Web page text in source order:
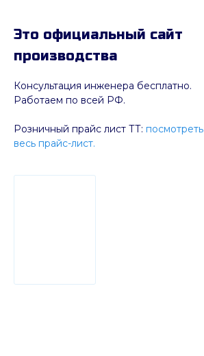
Консультация инженера бесплатно.
Работаем по всей РФ.
Розничный прайс лист ТТ: посмотреть
весь прайс-лист.
Это официальный сайт
производства